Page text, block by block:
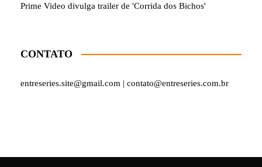
Prime Video divulga trailer de 'Corrida dos Bichos'
CONTATO
entreseries.site@gmail.com | contato@entreseries.com.br